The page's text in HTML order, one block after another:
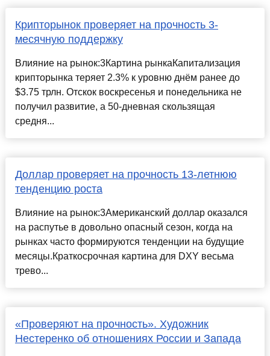
Крипторынок проверяет на прочность 3-
месячную поддержку
Влияние на рынок:3Картина рынкаКапитализация
крипторынка теряет 2.3% к уровню днём ранее до
$3.75 трлн. Отскок воскресенья и понедельника не
получил развитие, а 50-дневная скользящая
средня...
Доллар проверяет на прочность 13-летнюю
тенденцию роста
Влияние на рынок:3Американский доллар оказался
на распутье в довольно опасный сезон, когда на
рынках часто формируются тенденции на будущие
месяцы.Краткосрочная картина для DXY весьма
трево...
«Проверяют на прочность». Художник
Нестеренко об отношениях России и Запада